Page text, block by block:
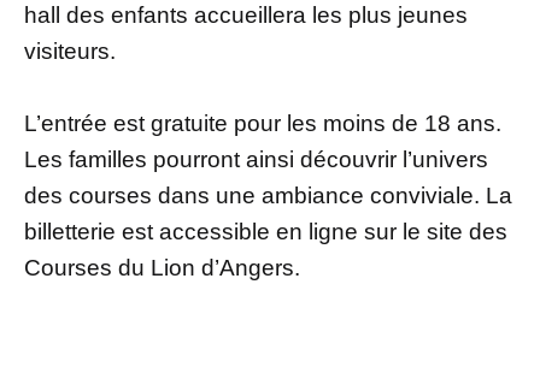
hall des enfants accueillera les plus jeunes
visiteurs.
L’entrée est gratuite pour les moins de 18 ans.
Les familles pourront ainsi découvrir l’univers
des courses dans une ambiance conviviale. La
billetterie est accessible en ligne sur le site des
Courses du Lion d’Angers.